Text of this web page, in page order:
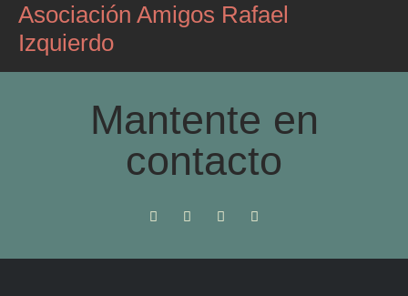
Asociación Amigos Rafael
Izquierdo
Mantente en
contacto